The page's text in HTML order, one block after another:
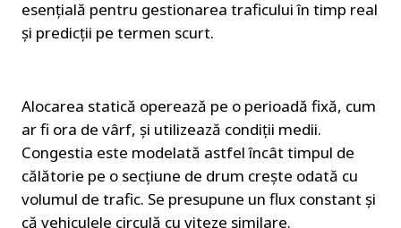
esențială pentru gestionarea traficului în timp real
și predicții pe termen scurt.
Alocarea statică operează pe o perioadă fixă, cum
ar fi ora de vârf, și utilizează condiții medii.
Congestia este modelată astfel încât timpul de
călătorie pe o secțiune de drum crește odată cu
volumul de trafic. Se presupune un flux constant și
că vehiculele circulă cu viteze similare.